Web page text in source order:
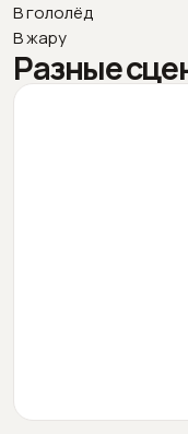
В гололёд
В жару
Разные